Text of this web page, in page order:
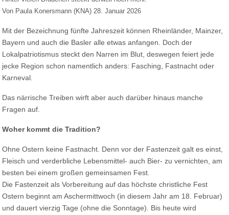
Von Paula Konersmann (KNA) 28. Januar 2026
Mit der Bezeichnung fünfte Jahreszeit können Rheinländer, Mainzer,
Bayern und auch die Basler alle etwas anfangen. Doch der
Lokalpatriotismus steckt den Narren im Blut, deswegen feiert jede
jecke Region schon namentlich anders: Fasching, Fastnacht oder
Karneval.
Das närrische Treiben wirft aber auch darüber hinaus manche
Fragen auf.
Woher kommt die Tradition?
Ohne Ostern keine Fastnacht. Denn vor der Fastenzeit galt es einst,
Fleisch und verderbliche Lebensmittel- auch Bier- zu vernichten, am
besten bei einem großen gemeinsamen Fest.
Die Fastenzeit als Vorbereitung auf das höchste christliche Fest
Ostern beginnt am Aschermittwoch (in diesem Jahr am 18. Februar)
und dauert vierzig Tage (ohne die Sonntage). Bis heute wird